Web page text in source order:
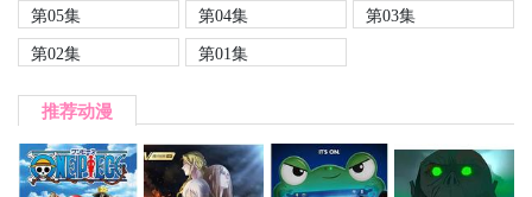
第05集
第04集
第03集
第02集
第01集
推荐动漫